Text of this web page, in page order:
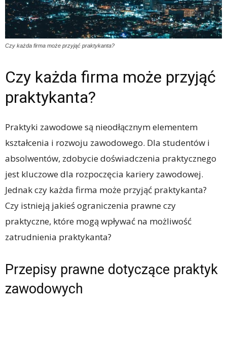
Czy każda firma może przyjąć praktykanta?
Czy każda firma może przyjąć
praktykanta?
Praktyki zawodowe są nieodłącznym elementem
kształcenia i rozwoju zawodowego. Dla studentów i
absolwentów, zdobycie doświadczenia praktycznego
jest kluczowe dla rozpoczęcia kariery zawodowej.
Jednak czy każda firma może przyjąć praktykanta?
Czy istnieją jakieś ograniczenia prawne czy
praktyczne, które mogą wpływać na możliwość
zatrudnienia praktykanta?
Przepisy prawne dotyczące praktyk
zawodowych